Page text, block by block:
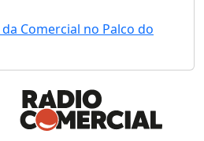
Comercial no Palco do